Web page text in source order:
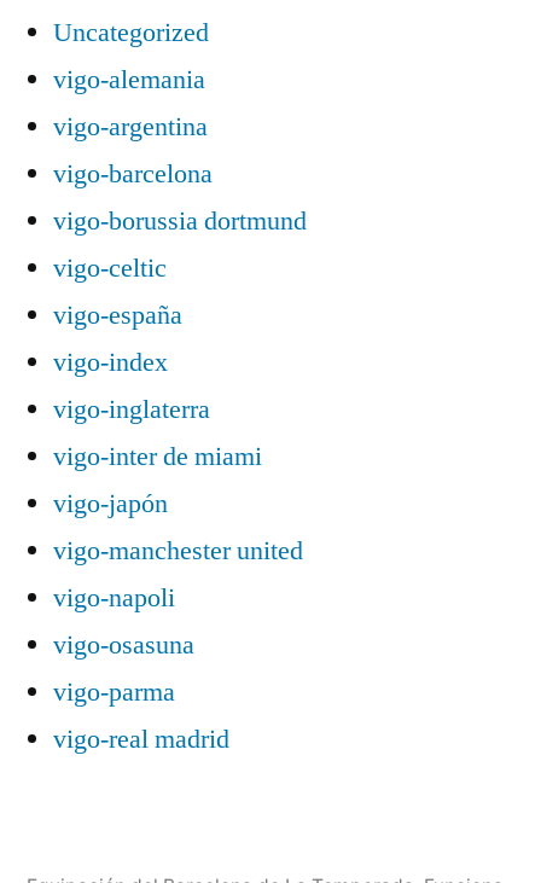
Uncategorized
vigo-alemania
vigo-argentina
vigo-barcelona
vigo-borussia dortmund
vigo-celtic
vigo-españa
vigo-index
vigo-inglaterra
vigo-inter de miami
vigo-japón
vigo-manchester united
vigo-napoli
vigo-osasuna
vigo-parma
vigo-real madrid